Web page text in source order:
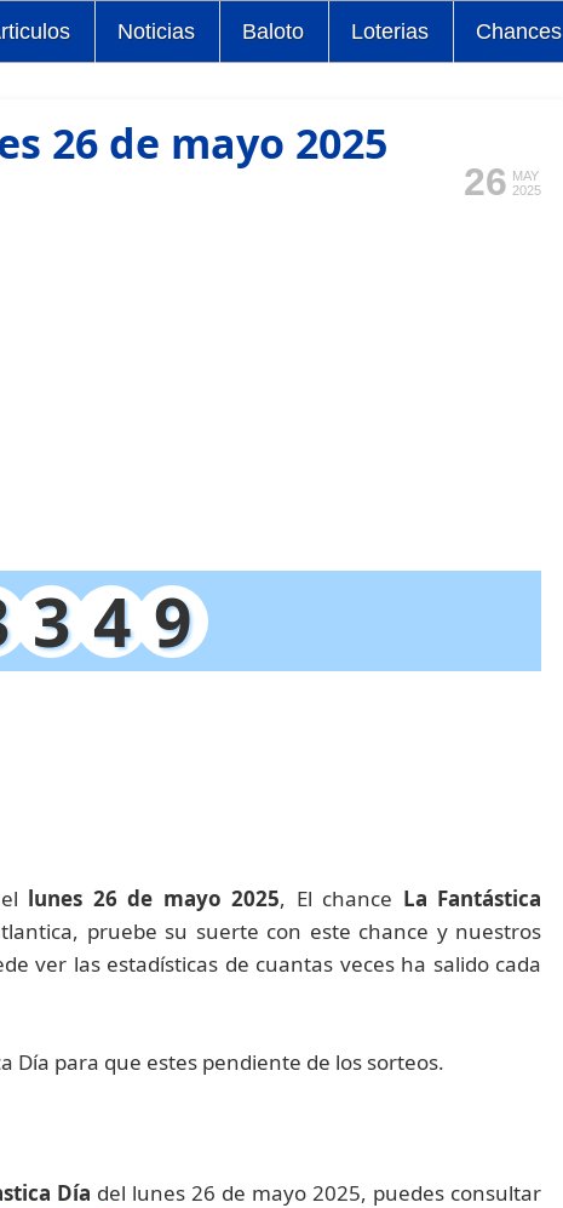
Noticias Baloto Loterias Chances
26 de mayo 2025
26 MAY
2025
3 4 9
lunes 26 de mayo 2025, El chance La Fantástica
pruebe su suerte con este chance y nuestros
ver las estadísticas de cuantas veces ha salido cada
Día para que estes pendiente de los sorteos.
Día del lunes 26 de mayo 2025, puedes consultar